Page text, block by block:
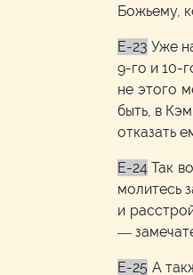
Божьему,
E-23 Уже
9-го и 10-
не этого
быть, в
отказать
E-24 Так
молитесь
и
—
E-25 А